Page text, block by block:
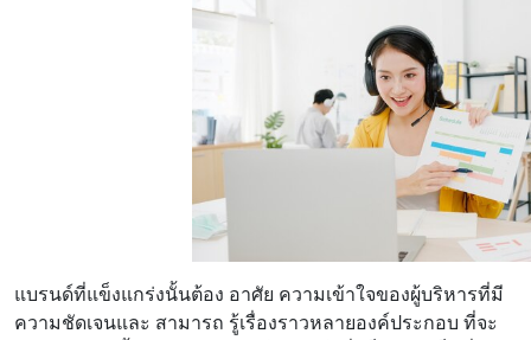
แบรนด์ที่แข็งแกร่งนั้นต้อง อาศัย ความเข้าใจของผู้บริหารที่มี
ความชัดเจนและ สามารถ รู้เรื่องราวหลายองค์ประกอบ ที่จะ